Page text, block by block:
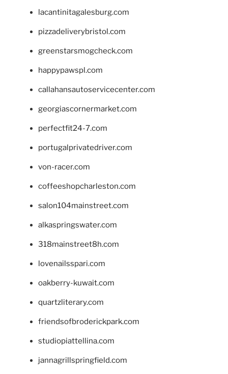
lacantinitagalesburg.com
pizzadeliverybristol.com
greenstarsmogcheck.com
happypawspl.com
callahansautoservicecenter.com
georgiascornermarket.com
perfectfit24-7.com
portugalprivatedriver.com
von-racer.com
coffeeshopcharleston.com
salon104mainstreet.com
alkaspringswater.com
318mainstreet8h.com
lovenailsspari.com
oakberry-kuwait.com
quartzliterary.com
friendsofbroderickpark.com
studiopiattellina.com
jannagrillspringfield.com